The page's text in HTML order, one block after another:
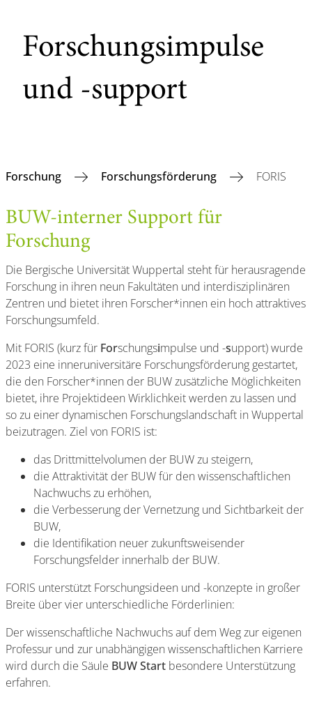
Forschungsimpulse
und -support
Forschung Forschungsförderung FORIS
BUW-interner Support für
Forschung
Die Bergische Universität Wuppertal steht für herausragende
Forschung in ihren neun Fakultäten und interdisziplinären
Zentren und bietet ihren Forscher*innen ein hoch attraktives
Forschungsumfeld.
Mit FORIS (kurz für Forschungsimpulse und -support) wurde
2023 eine inneruniversitäre Forschungsförderung gestartet,
die den Forscher*innen der BUW zusätzliche Möglichkeiten
bietet, ihre Projektideen Wirklichkeit werden zu lassen und
so zu einer dynamischen Forschungslandschaft in Wuppertal
beizutragen. Ziel von FORIS ist:
das Drittmittelvolumen der BUW zu steigern,
die Attraktivität der BUW für den wissenschaftlichen
Nachwuchs zu erhöhen,
die Verbesserung der Vernetzung und Sichtbarkeit der
BUW,
die Identifikation neuer zukunftsweisender
Forschungsfelder innerhalb der BUW.
FORIS unterstützt Forschungsideen und -konzepte in großer
Breite über vier unterschiedliche Förderlinien:
Der wissenschaftliche Nachwuchs auf dem Weg zur eigenen
Professur und zur unabhängigen wissenschaftlichen Karriere
wird durch die Säule BUW Start besondere Unterstützung
erfahren.